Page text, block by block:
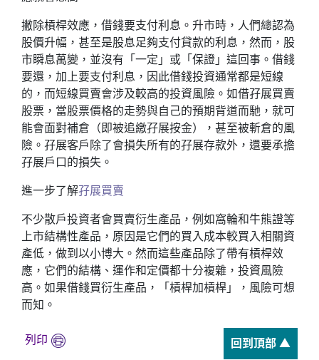
撇除槓桿效應，借錢要支付利息。升市時，人們總認為
股價升幅，甚至是股息足夠支付貸款的利息，然而，股
市瞬息萬變，並沒有「一定」或「保證」這回事。借錢
要還，加上要支付利息，因此借錢投資通常都是短線
的，而短線買賣會涉及較高的投資風險。如借孖展買賣
股票，當股票價格的走勢與自己的預期背道而馳，就可
能會面對補倉（即被追繳孖展按金），甚至被斬倉的風
險。孖展客戶除了會損失所有的孖展存款外，還要承擔
孖展戶口的損失。
進一步了解孖展買賣
不少散戶投資者會買賣衍生產品，例如窩輪和牛熊證等
上市結構性產品，原因是它們的買入成本較買入相關資
產低，做到以小博大。然而這些產品除了帶有槓桿效
應，它們的結構、運作和定價都十分複雜，投資風險
高。如果借錢買衍生產品，「槓桿加槓桿」，風險可想
而知。
列印 回到頂部 ▲